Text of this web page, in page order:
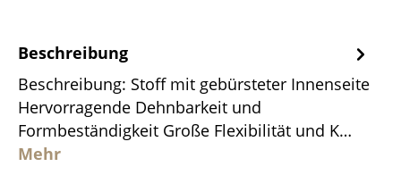
Beschreibung
Beschreibung: Stoff mit gebürsteter Innenseite
Hervorragende Dehnbarkeit und
Formbeständigkeit Große Flexibilität und K…
Mehr